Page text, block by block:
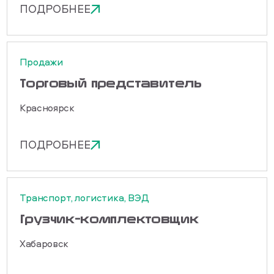
ПОДРОБНЕЕ
Продажи
Торговый представитель
Красноярск
ПОДРОБНЕЕ
Транспорт, логистика, ВЭД
Грузчик-комплектовщик
Хабаровск